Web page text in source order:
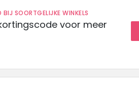
SOORTGELIJKE WINKELS
voor meer